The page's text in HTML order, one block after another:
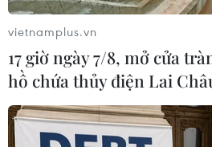
#Trí tuệ nhân tạo #Galaxy AI
vietnamplus.vn
17 giờ ngày 7/8, mở cửa
hồ chứa thủy điện Lai